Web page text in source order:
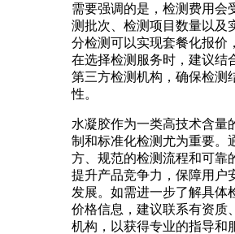
需要强调的是，检测费用会
测批次、检测项目数量以及
分检测可以实现套餐化报价
在选择检测服务时，建议结
第三方检测机构，确保检测
性。
水凝胶作为一类高技术含量
制和标准化检测尤为重要。
方、规范的检测流程和可靠
提升产品竞争力，保障用户
发展。如需进一步了解具体
价格信息，建议联系有资质
机构，以获得专业的指导和